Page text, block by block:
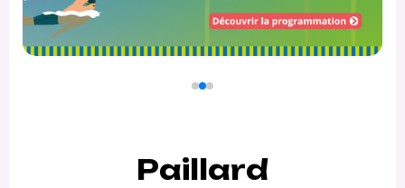
Paillard